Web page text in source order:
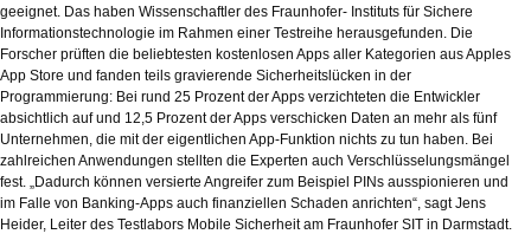
geeignet. Das haben Wissenschaftler des Fraunhofer- Instituts für Sichere
Informationstechnologie im Rahmen einer Testreihe herausgefunden. Die
Forscher prüften die beliebtesten kostenlosen Apps aller Kategorien aus Apples
App Store und fanden teils gravierende Sicherheitslücken in der
Programmierung: Bei rund 25 Prozent der Apps verzichteten die Entwickler
absichtlich auf und 12,5 Prozent der Apps verschicken Daten an mehr als fünf
Unternehmen, die mit der eigentlichen App-Funktion nichts zu tun haben. Bei
zahlreichen Anwendungen stellten die Experten auch Verschlüsselungsmängel
fest. „Dadurch können versierte Angreifer zum Beispiel PINs ausspionieren und
im Falle von Banking-Apps auch finanziellen Schaden anrichten“, sagt Jens
Heider, Leiter des Testlabors Mobile Sicherheit am Fraunhofer SIT in Darmstadt.